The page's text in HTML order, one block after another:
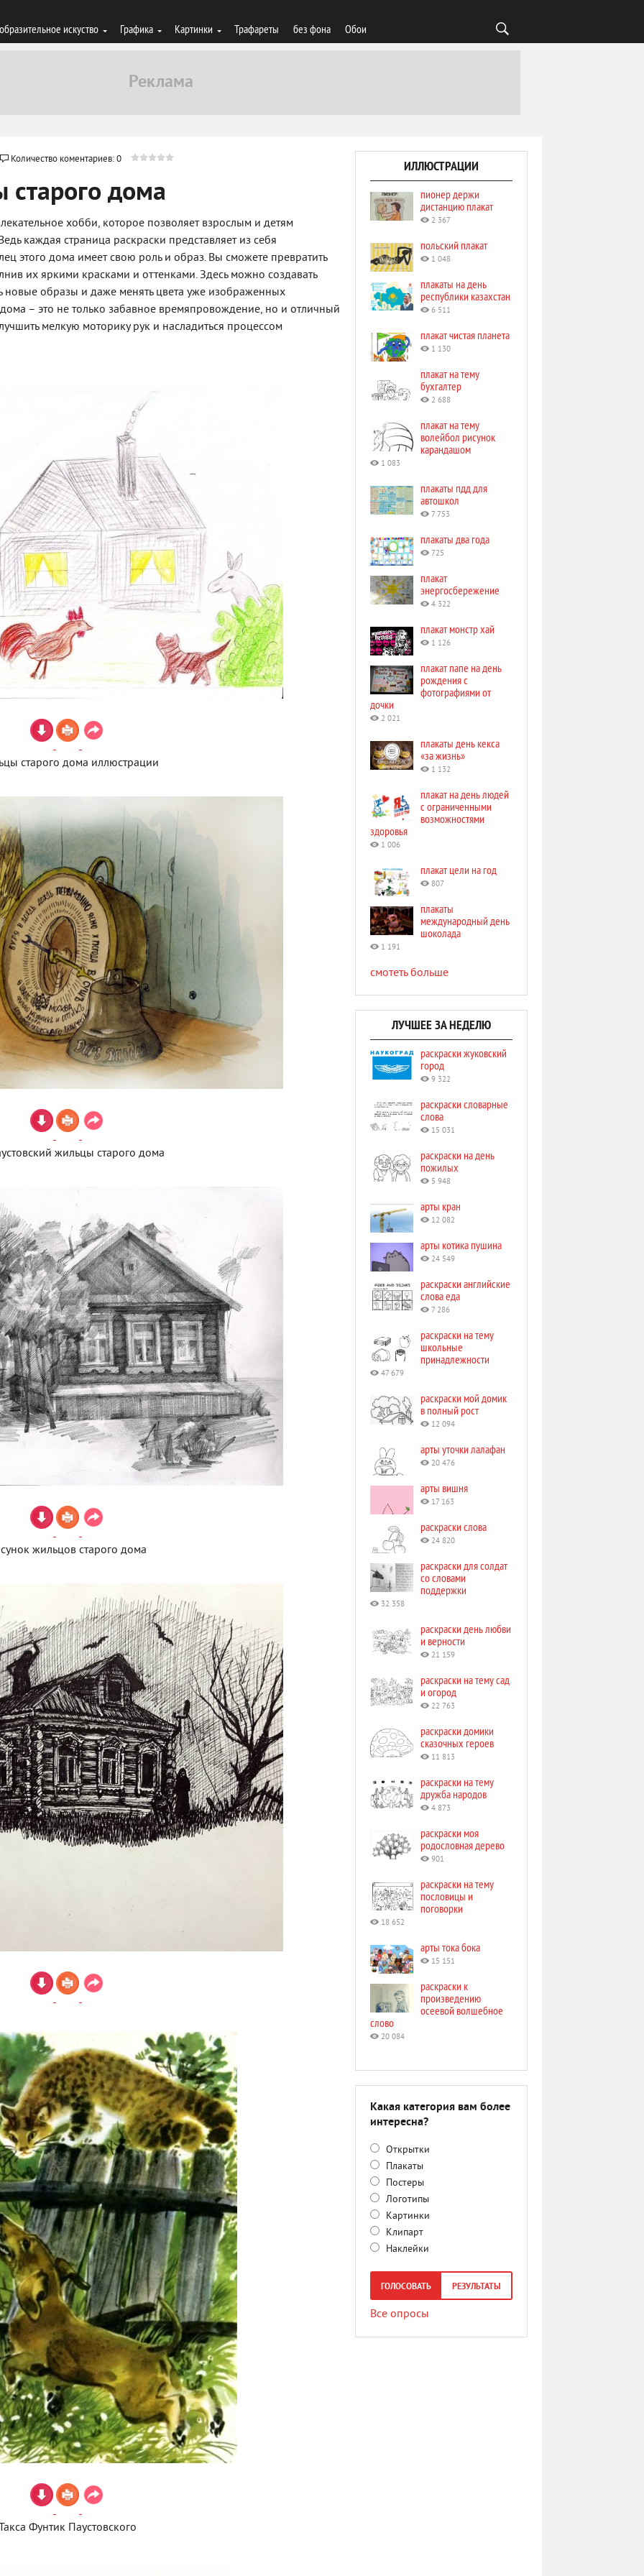
искуство Графика Картинки Трафареты без фона Обои
Количество коментариев: 0
старого дома
хобби, которое позволяет взрослым и детям
каждая страница раскраски представляет из себя
этого дома имеет свою роль и образ. Вы сможете превратить
их яркими красками и оттенками. Здесь можно создавать
новые образы и даже менять цвета уже изображенных
– это не только забавное времяпровождение, но и отличный
мелкую моторику рук и насладиться процессом
старого дома иллюстрации
жильцы старого дома
жильцов старого дома
Фунтик Паустовского
ИЛЛЮСТРАЦИИ
пионер держи
дистанцию плакат
2 367
польский плакат
1 048
плакаты на день
республики казахстан
6 511
плакат чистая планета
1 130
плакат на тему
бухгалтер
2 688
плакат на тему
волейбол рисунок
карандашом
1 083
плакаты пдд для
автошкол
7 753
плакаты два года
725
плакат
энергосбережение
4 322
плакат монстр хай
1 126
плакат папе на день
рождения с
фотографиями от
дочки
2 021
плакаты день кекса
«за жизнь»
1 132
плакат на день людей
с ограниченными
возможностями
здоровья
1 006
плакат цели на год
807
плакаты
международный день
шоколада
1 191
смотеть больше
ЛУЧШЕЕ ЗА НЕДЕЛЮ
раскраски жуковский
город
9 322
раскраски словарные
слова
15 031
раскраски на день
пожилых
5 948
арты кран
12 082
арты котика пушина
24 549
раскраски английские
слова еда
7 286
раскраски на тему
школьные
принадлежности
47 679
раскраски мой домик
в полный рост
12 094
арты уточки лалафан
20 476
арты вишня
17 163
раскраски слова
24 820
раскраски для солдат
со словами
поддержки
32 358
раскраски день любви
и верности
21 159
раскраски на тему сад
и огород
22 763
раскраски домики
сказочных героев
11 813
раскраски на тему
дружба народов
4 873
раскраски моя
родословная дерево
901
раскраски на тему
пословицы и
поговорки
18 652
арты тока бока
15 151
раскраски к
произведению
осеевой волшебное
слово
20 084
Какая категория вам более
интересна?
Открытки
Плакаты
Постеры
Логотипы
Картинки
Клипарт
Наклейки
ГОЛОСОВАТЬ РЕЗУЛЬТАТЫ
Все опросы